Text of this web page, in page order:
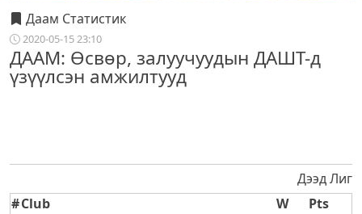
Даам Статистик
2020-05-15 23:10
ДААМ: Өсвөр, залуучуудын ДАШТ-д
үзүүлсэн амжилтууд
Дээд Лиг
#Club W
Pts